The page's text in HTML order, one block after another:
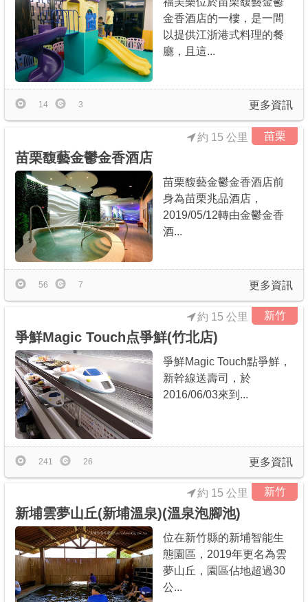
金香酒店的一樓，是一間
以提供江浙港式料理的餐
廳，且這...
更多資訊
14 3
苗栗
苗栗馥藝金鬱金香酒店
約 15 公里
苗栗馥藝金鬱金香酒店前
身為苗栗兆品酒店，
2019/05/12轉由金鬱金香
酒...
更多資訊
56 7
新竹
爭鮮Magic Touch点爭鮮(竹北店)
約 15 公里
爭鮮Magic Touch點爭鮮，
新幹線送壽司，於
2016/06/03來到...
更多資訊
241 26
新竹
新埔雲夢山丘(新埔溫泉)(溫泉泡腳池)
約 15 公里
位在新竹縣的新埔智能生
態園區，2019年更名為雲
夢山丘，園區佔地超過30
公...